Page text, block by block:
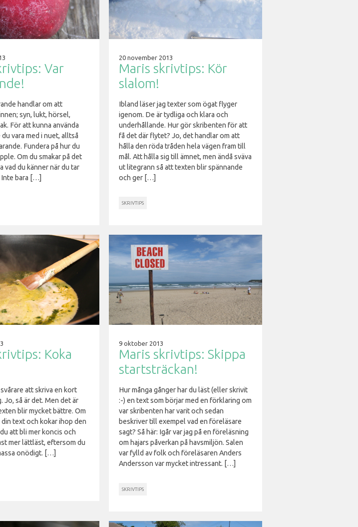
Var
handlar om att
syn, lukt, hörsel,
För att kunna använda
vara med i nuet, alltså
Fundera på hur du
Om du smakar på det
vad du känner när du tar
bara […]
20 november 2013
Maris skrivtips: Kör
slalom!
Ibland läser jag texter som ögat flyger
igenom. De är tydliga och klara och
underhållande. Hur gör skribenten för att
få det där flytet? Jo, det handlar om att
hålla den röda tråden hela vägen fram till
mål. Att hålla sig till ämnet, men ändå sväva
ut litegrann så att texten blir spännande
och ger […]
SKRIVTIPS
Koka
att skriva en kort
Jo, så är det. Men det är
blir mycket bättre. Om
din text och kokar ihop den
att bli mer koncis och
mer lättläst, eftersom du
onödigt. […]
9 oktober 2013
Maris skrivtips: Skippa
startsträckan!
Hur många gånger har du läst (eller skrivit
:-) en text som börjar med en förklaring om
var skribenten har varit och sedan
beskriver till exempel vad en föreläsare
sagt? Så här: Igår var jag på en föreläsning
om hajars påverkan på havsmiljön. Salen
var fylld av folk och föreläsaren Anders
Andersson var mycket intressant. […]
SKRIVTIPS